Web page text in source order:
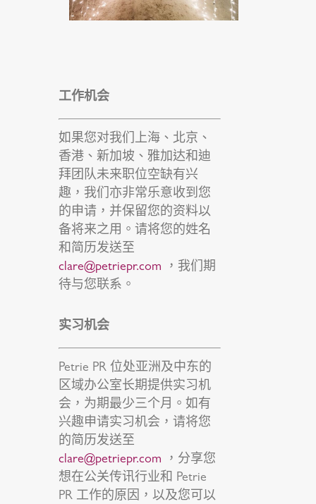
工作机会
如果您对我们上海、北京、
香港、新加坡、雅加达和迪
拜团队未来职位空缺有兴
趣，我们亦非常乐意收到您
的申请，并保留您的资料以
备将来之用。请将您的姓名
和简历发送至
clare@petriepr.com ，我们期
待与您联系。
实习机会
Petrie PR 位处亚洲及中东的
区域办公室长期提供实习机
会，为期最少三个月。如有
兴趣申请实习机会，请将您
的简历发送至
clare@petriepr.com ，分享您
想在公关传讯行业和 Petrie
PR 工作的原因，以及您可以